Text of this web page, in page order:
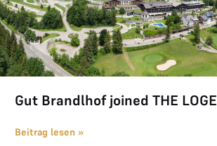
Gut Brandlhof joined THE LOGE
Beitrag lesen »